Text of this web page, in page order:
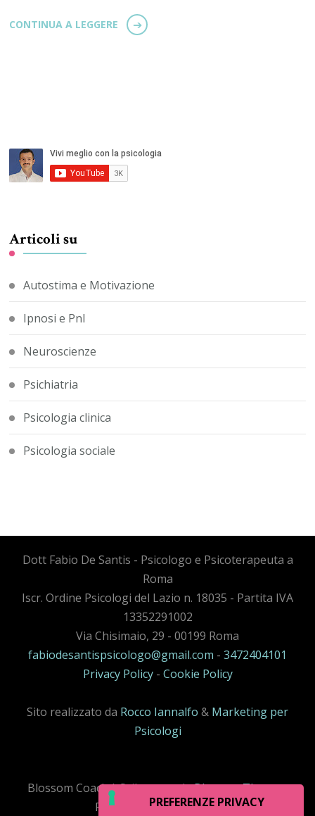
CONTINUA A LEGGERE
Articoli su
Autostima e Motivazione
Ipnosi e Pnl
Neuroscienze
Psichiatria
Psicologia clinica
Psicologia sociale
Dott Fabio De Santis - Psicologo e Psicoterapeuta a
Roma
Iscr. Ordine Psicologi del Lazio n. 18035 - Partita IVA
13352291002
Via Chisimaio, 29 - 00199 Roma
fabiodesantispsicologo@gmail.com - 3472404101
Privacy Policy- Cookie Policy
Sito realizzato da Rocco Iannalfo & Marketing per
Psicologi
Blossom Coack | Sviluppato daBlossom Themes.
Powered byWordPress .